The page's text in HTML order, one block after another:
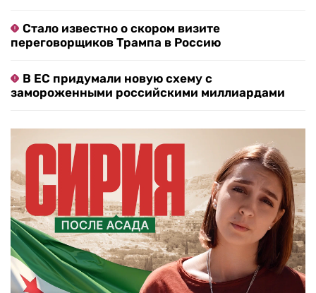
Стало известно о скором визите
переговорщиков Трампа в Россию
В ЕС придумали новую схему с
замороженными российскими миллиардами